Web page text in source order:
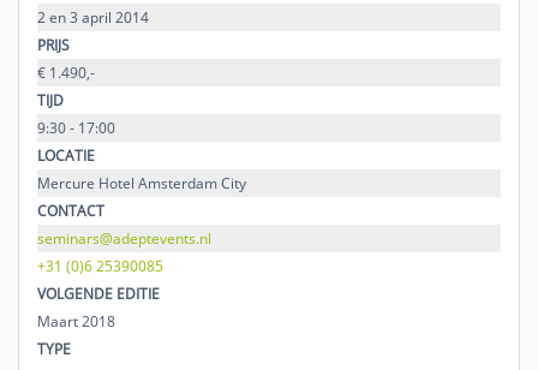
2 en 3 april 2014
PRIJS
€ 1.490,-
TIJD
9:30 - 17:00
LOCATIE
Mercure Hotel Amsterdam City
CONTACT
seminars@adeptevents.nl
+31 (0)6 25390085
VOLGENDE EDITIE
Maart 2018
TYPE